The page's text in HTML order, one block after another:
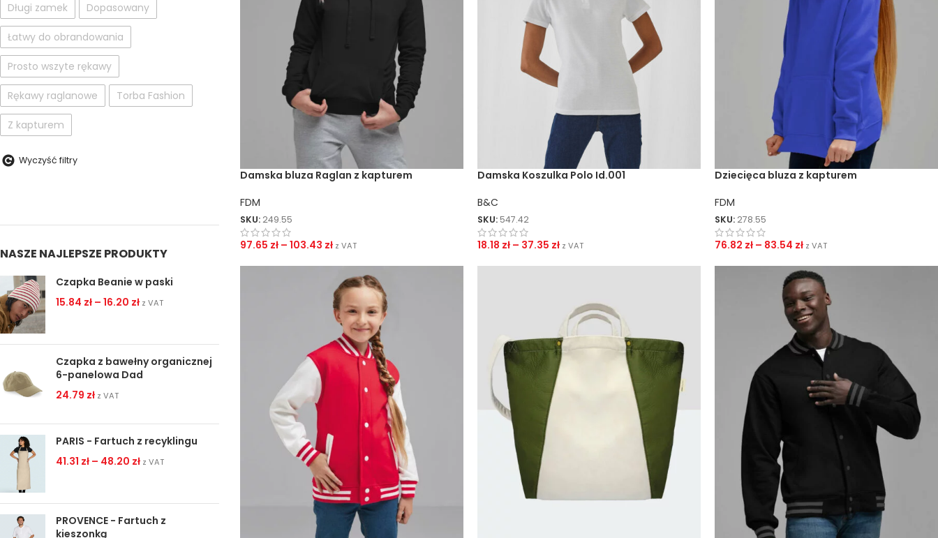
Długi zamek Dopasowany
Łatwy do obrandowania
Prosto wszyte rękawy
Rękawy raglanowe Torba Fashion
Z kapturem
Wyczyść filtry
NASZE NAJLEPSZE PRODUKTY
Czapka Beanie w paski
15.84 zł – 16.20 zł z VAT
Czapka z bawełny organicznej
6-panelowa Dad
24.79 zł z VAT
PARIS - Fartuch z recyklingu
41.31 zł – 48.20 zł z VAT
PROVENCE - Fartuch z
kieszonką
Damska bluza Raglan z kapturem
FDM
SKU: 249.55
97.65 zł – 103.43 zł z VAT
Damska Koszulka Polo Id.001
B&C
SKU:547.42
18.18 zł – 37.35 zł z VAT
Dziecięca bluza z kapturem
FDM
SKU: 278.55
76.82 zł – 83.54 zł z VAT